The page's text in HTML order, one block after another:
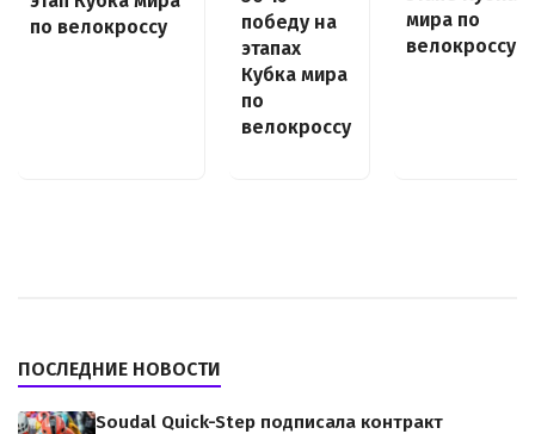
по велокроссу
победу на
этапах
Кубка мира
по
велокроссу
мира по
велокроссу
ПОСЛЕДНИЕ НОВОСТИ
Soudal Quick-Step подписала контракт